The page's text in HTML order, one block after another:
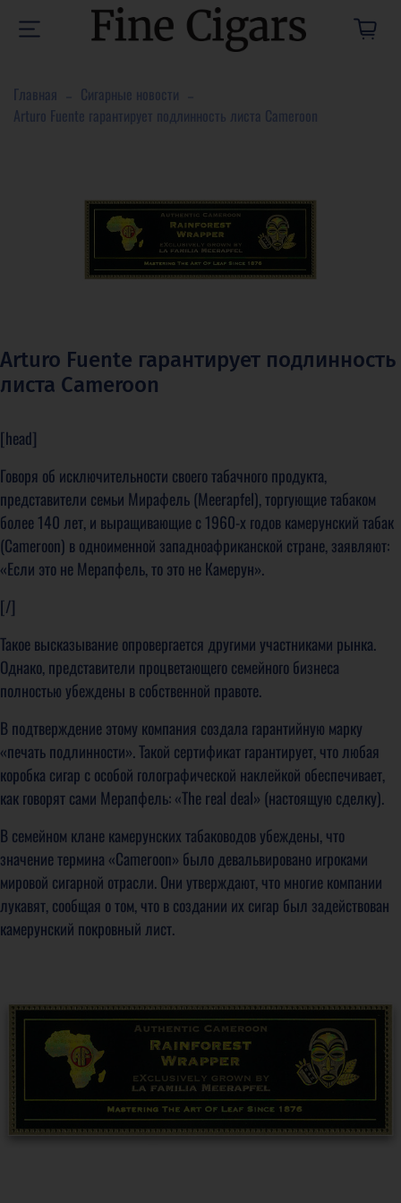
Главная
Сигарные новости
Arturo Fuente гарантирует подлинность листа Cameroon
Arturo Fuente гарантирует подлинность
листа Cameroon
[head]
Говоря об исключительности своего табачного продукта,
представители семьи Мирафель (Meerapfel), торгующие табаком
более 140 лет, и выращивающие с 1960-х годов камерунский табак
(Cameroon) в одноименной западноафриканской стране, заявляют:
«Если это не Мерапфель, то это не Камерун».
[/]
Такое высказывание опровергается другими участниками рынка.
Однако, представители процветающего семейного бизнеса
полностью убеждены в собственной правоте.
В подтверждение этому компания создала гарантийную марку
«печать подлинности». Такой сертификат гарантирует, что любая
коробка сигар с особой голографической наклейкой обеспечивает,
как говорят сами Мерапфель: «The real deal» (настоящую сделку).
В семейном клане камерунских табаководов убеждены, что
значение термина «Cameroon» было девальвировано игроками
мировой сигарной отрасли. Они утверждают, что многие компании
лукавят, сообщая о том, что в создании их сигар был задействован
камерунский покровный лист.